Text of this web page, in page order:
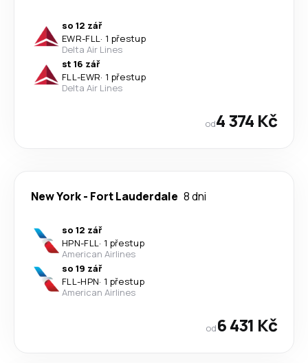
so 12 zář
EWR-FLL· 1 přestup
Delta Air Lines
st 16 zář
FLL-EWR· 1 přestup
Delta Air Lines
od4 374 Kč
New York- Fort Lauderdale 8 dni
so 12 zář
HPN-FLL· 1 přestup
American Airlines
so 19 zář
FLL-HPN· 1 přestup
American Airlines
od6 431 Kč